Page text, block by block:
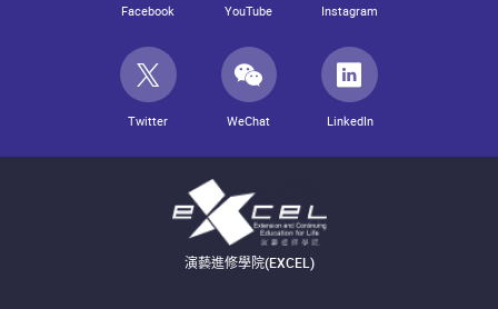
Facebook YouTube Instagram
Twitter WeChat LinkedIn
演藝進修學院(EXCEL)